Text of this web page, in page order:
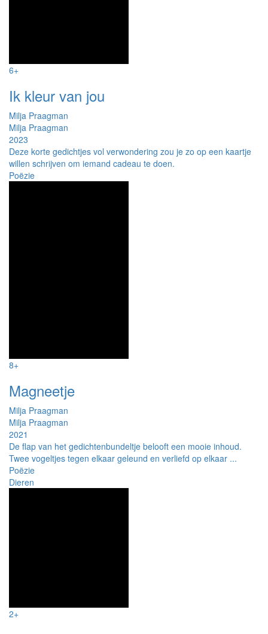
6+
Ik kleur van jou
Milja Praagman
Milja Praagman
2023
Deze korte gedichtjes vol verwondering zou je zo op een kaartje
willen schrijven om iemand cadeau te doen.
Poëzie
8+
Magneetje
Milja Praagman
Milja Praagman
2021
De flap van het gedichtenbundeltje belooft een mooie inhoud.
Twee vogeltjes tegen elkaar geleund en verliefd op elkaar ...
Poëzie
Dieren
2+